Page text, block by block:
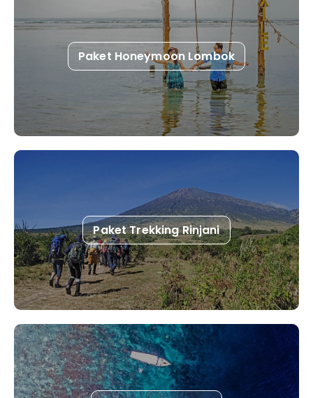
Paket Honeymoon Lombok
Paket Trekking Rinjani